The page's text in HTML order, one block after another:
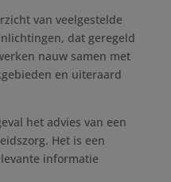
van veelgestelde
dat geregeld
nauw samen met
en uiteraard
het advies van een
Het is een
informatie